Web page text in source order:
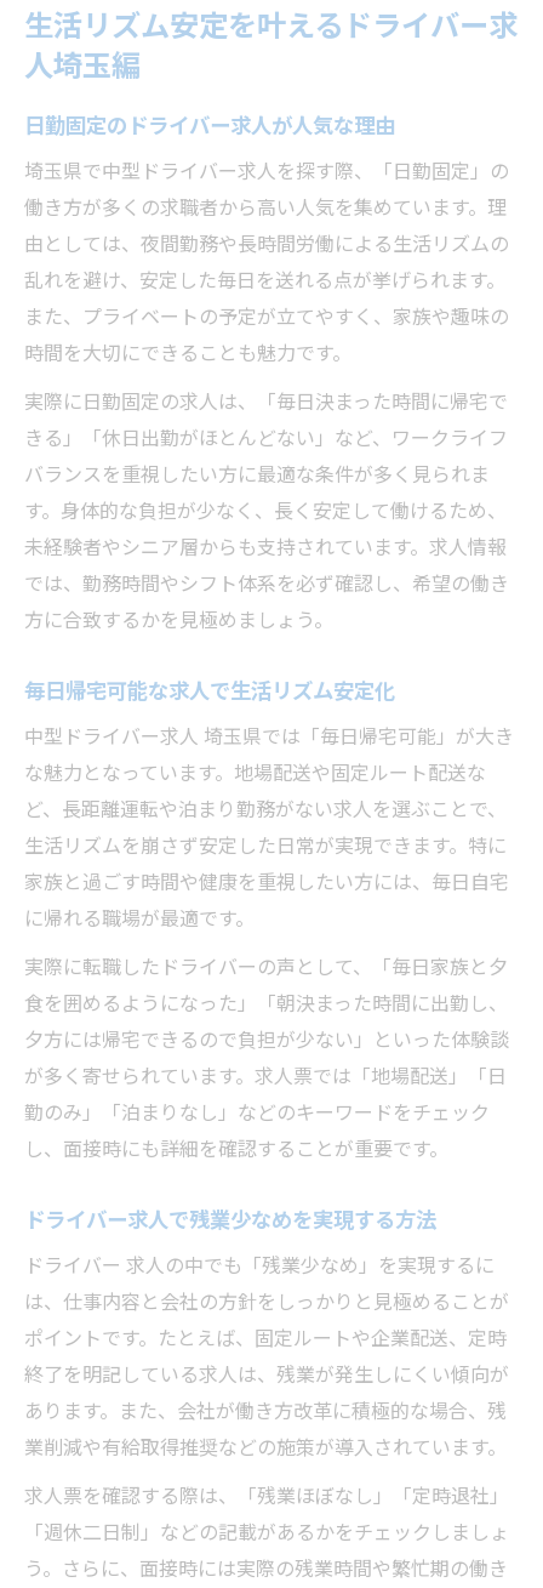
生活リズム安定を叶えるドライバー求
人埼玉編
日勤固定のドライバー求人が人気な理由
埼玉県で中型ドライバー求人を探す際、「日勤固定」の
働き方が多くの求職者から高い人気を集めています。理
由としては、夜間勤務や長時間労働による生活リズムの
乱れを避け、安定した毎日を送れる点が挙げられます。
また、プライベートの予定が立てやすく、家族や趣味の
時間を大切にできることも魅力です。
実際に日勤固定の求人は、「毎日決まった時間に帰宅で
きる」「休日出勤がほとんどない」など、ワークライフ
バランスを重視したい方に最適な条件が多く見られま
す。身体的な負担が少なく、長く安定して働けるため、
未経験者やシニア層からも支持されています。求人情報
では、勤務時間やシフト体系を必ず確認し、希望の働き
方に合致するかを見極めましょう。
毎日帰宅可能な求人で生活リズム安定化
中型ドライバー求人 埼玉県では「毎日帰宅可能」が大き
な魅力となっています。地場配送や固定ルート配送な
ど、長距離運転や泊まり勤務がない求人を選ぶことで、
生活リズムを崩さず安定した日常が実現できます。特に
家族と過ごす時間や健康を重視したい方には、毎日自宅
に帰れる職場が最適です。
実際に転職したドライバーの声として、「毎日家族と夕
食を囲めるようになった」「朝決まった時間に出勤し、
夕方には帰宅できるので負担が少ない」といった体験談
が多く寄せられています。求人票では「地場配送」「日
勤のみ」「泊まりなし」などのキーワードをチェック
し、面接時にも詳細を確認することが重要です。
ドライバー求人で残業少なめを実現する方法
ドライバー 求人の中でも「残業少なめ」を実現するに
は、仕事内容と会社の方針をしっかりと見極めることが
ポイントです。たとえば、固定ルートや企業配送、定時
終了を明記している求人は、残業が発生しにくい傾向が
あります。また、会社が働き方改革に積極的な場合、残
業削減や有給取得推奨などの施策が導入されています。
求人票を確認する際は、「残業ほぼなし」「定時退社」
「週休二日制」などの記載があるかをチェックしましょ
う。さらに、面接時には実際の残業時間や繁忙期の働き